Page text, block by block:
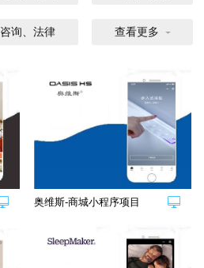
咨询、法律 查看更多
奥维斯-商城小程序项目